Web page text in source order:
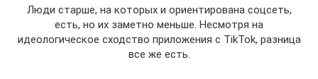
Люди старше, на которых и ориентирована соцсеть,
есть, но их заметно меньше. Несмотря на
идеологическое сходство приложения с TikTok, разница
все же есть.